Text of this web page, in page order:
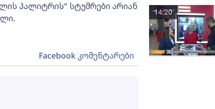
პალიტრის" სტუმრები არიან
14:20
Facebook კომენტარები